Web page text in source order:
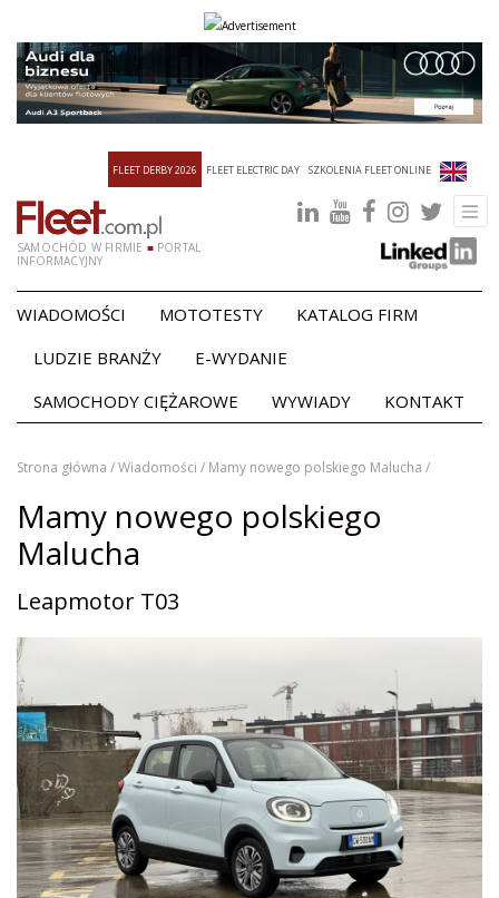
SZKOLENIA FLEET ONLINE
FLEET ELECTRIC DAY
FLEET DERBY 2026
SAMOCHÓD W FIRMIE ■PORTAL
INFORMACYJNY
WIADOMOŚCI MOTOTESTY
KATALOG FIRM
LUDZIE BRANŻY
E-WYDANIE
SAMOCHODY CIĘŻAROWE
WYWIADY KONTAKT
Strona główna /Wiadomości / Mamy nowego polskiego Malucha /
Mamy nowego polskiego
Malucha
Leapmotor T03